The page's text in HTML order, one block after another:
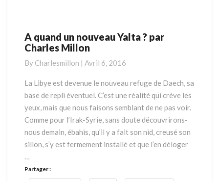
A
quand
nouveau
Yalta
par
Charles
Millon
A quand un nouveau Yalta ? par
Charles Millon
By Charlesmillon | Avril 6, 2016
La Libye est devenue le nouveau refuge de Daech, sa
base de repli éventuel. C’est une réalité qui crève les
yeux, mais que nous faisons semblant de ne pas voir.
Comme pour l’Irak-Syrie, sans doute découvrirons-
nous demain, ébahis, qu’il y a fait son nid, creusé son
sillon, s’y est fermement installé et que l’en déloger
…
Partager :